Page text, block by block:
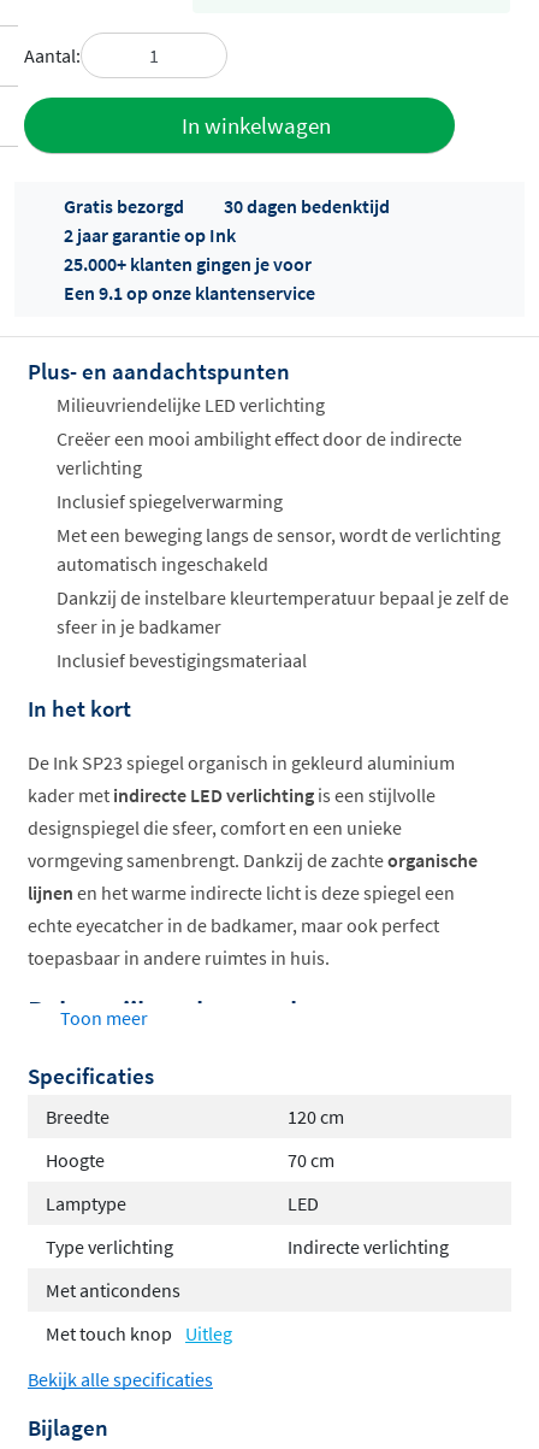
Aantal:
In winkelwagen
Offertes
ophalen...
Gratis bezorgd
30 dagen bedenktijd
2 jaar garantie op Ink
25.000+ klanten gingen je voor
Een 9.1 op onze klantenservice
Plus- en aandachtspunten
Milieuvriendelijke LED verlichting
Creëer een mooi ambilight effect door de indirecte
verlichting
Inclusief spiegelverwarming
Met een beweging langs de sensor, wordt de verlichting
automatisch ingeschakeld
Dankzij de instelbare kleurtemperatuur bepaal je zelf de
sfeer in je badkamer
Inclusief bevestigingsmateriaal
In het kort
De Ink SP23 spiegel organisch in gekleurd aluminium
kader met indirecte LED verlichting is een stijlvolle
designspiegel die sfeer, comfort en een unieke
vormgeving samenbrengt. Dankzij de zachteorganische
lijnen en het warme indirecte licht is deze spiegel een
echte eyecatcher in de badkamer, maar ook perfect
toepasbaar in andere ruimtes in huis.
Belangrijkste kenmerken en
Organische spiegel met vloeiende, natuurlijke
Rondom indirecte LED verlichting met colour-
changing (3000–6000K)
Inclusief spiegelverwarming (anticondens)
Verkrijgbaar in linker- en rechter uitvoering
Omkeerbaar te monteren
Toon meer
Specificaties
Breedte
120 cm
Hoogte
70 cm
Lamptype
LED
Type verlichting
Indirecte verlichting
Met anticondens
Met touch knop
Uitleg
Bekijk alle specificaties
Bijlagen